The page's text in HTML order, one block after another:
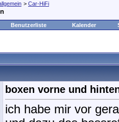
> Car-HiFi
Benutzerliste Kalender
boxen vorne und
ich habe mir vor